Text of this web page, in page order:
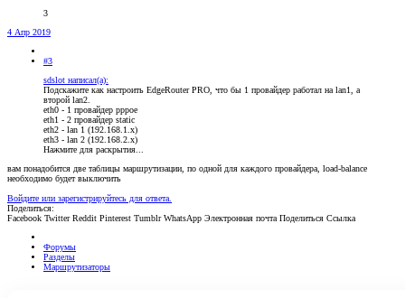
3
4 Апр 2019
#3
sdslot написал(а):
Подскажите как настроить EdgeRouter PRO, что бы 1 провайдер работал на lan1, а
второй lan2.
eth0 - 1 провайдер pppoe
eth1 - 2 провайдер static
eth2 - lan 1 (192.168.1.x)
eth3 - lan 2 (192.168.2.x)
Нажмите для раскрытия...
вам понадобится две таблицы маршрутизации, по одной для каждого провайдера, load-balance
необходимо будет выключить
Войдите или зарегистрируйтесь для ответа.
Поделиться:
Facebook Twitter Reddit Pinterest Tumblr WhatsApp Электронная почта Поделиться Ссылка
Форумы
Разделы
Маршрутизаторы